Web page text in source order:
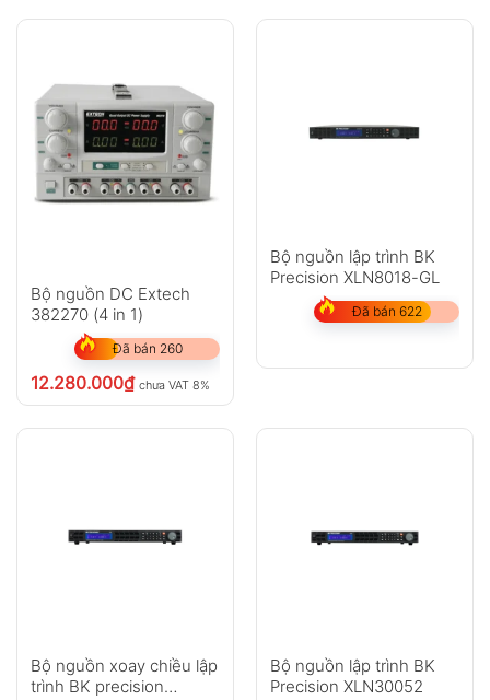
Bộ nguồn DC Extech
382270 (4 in 1)
Đã bán 260
12.280.000₫ chưa VAT 8%
Bộ nguồn lập trình BK
Precision XLN8018-GL
Đã bán 622
Bộ nguồn xoay chiều lập
trình BK precision
Bộ nguồn lập trình BK
Precision XLN30052